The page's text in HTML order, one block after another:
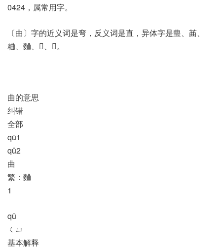
0424，属常用字。
〔曲〕字的近义词是弯，反义词是直，异体字是㻃、䒼、
粬、麯、𠚖、𨴈。
曲的意思
纠错
全部
qū1
qǔ2
曲
繁：麯
1
qū
ㄑㄩ
基本解释